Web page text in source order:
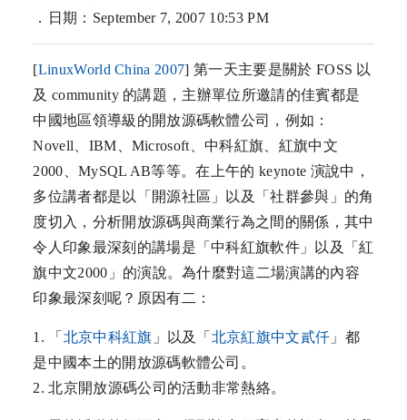
．日期：September 7, 2007 10:53 PM
[LinuxWorld China 2007] 第一天主要是關於 FOSS 以
及 community 的講題，主辦單位所邀請的佳賓都是
中國地區領導級的開放源碼軟體公司，例如：
Novell、IBM、Microsoft、中科紅旗、紅旗中文
2000、MySQL AB等等。在上午的 keynote 演說中，
多位講者都是以「開源社區」以及「社群參與」的角
度切入，分析開放源碼與商業行為之間的關係，其中
令人印象最深刻的講場是「中科紅旗軟件」以及「紅
旗中文2000」的演說。為什麼對這二場演講的內容
印象最深刻呢？原因有二：
1. 「 北京中科紅旗 」以及「 北京紅旗中文貳仟 」都
是中國本土的開放源碼軟體公司。
2. 北京開放源碼公司的活動非常熱絡。